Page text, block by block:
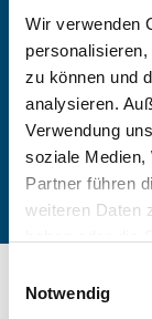
Wir verwenden
zu können und
analysieren.
Verwendung
soziale Medien,
Partner führen
weiteren Daten
Cookies, wenn
Notwendig
Anzahl